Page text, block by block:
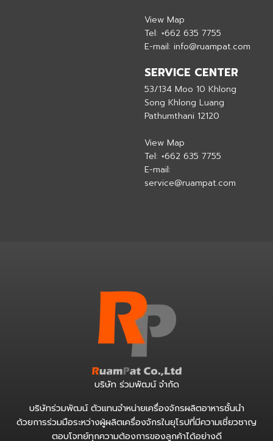
View Map
Tel: +662 635 7755
E-mail:info@ruampat.com
SERVICE CENTER
53/134 Moo 10 Khlong
Song Khlong Luang
Pathumthani 12120
View Map
Tel: +662 635 7755
E-mail:
service@ruampat.com
บริษัท ร่วมพัฒน์ จำกัด
บริษัทร่วมพัฒน์ ตัวแทนจำหน่ายเครื่องจักรผลิตอาหารชั้นนำ
ด้วยการร่วมมือระหว่างผู้ผลิตเครื่องจักรในยุโรปที่มีความเชี่ยวชาญ
ตอบโจทย์ทุกความต้องการของลูกค้าได้อย่างดี